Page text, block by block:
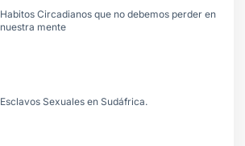
Habitos Circadianos que no debemos perder en
nuestra mente
Esclavos Sexuales en Sudáfrica.